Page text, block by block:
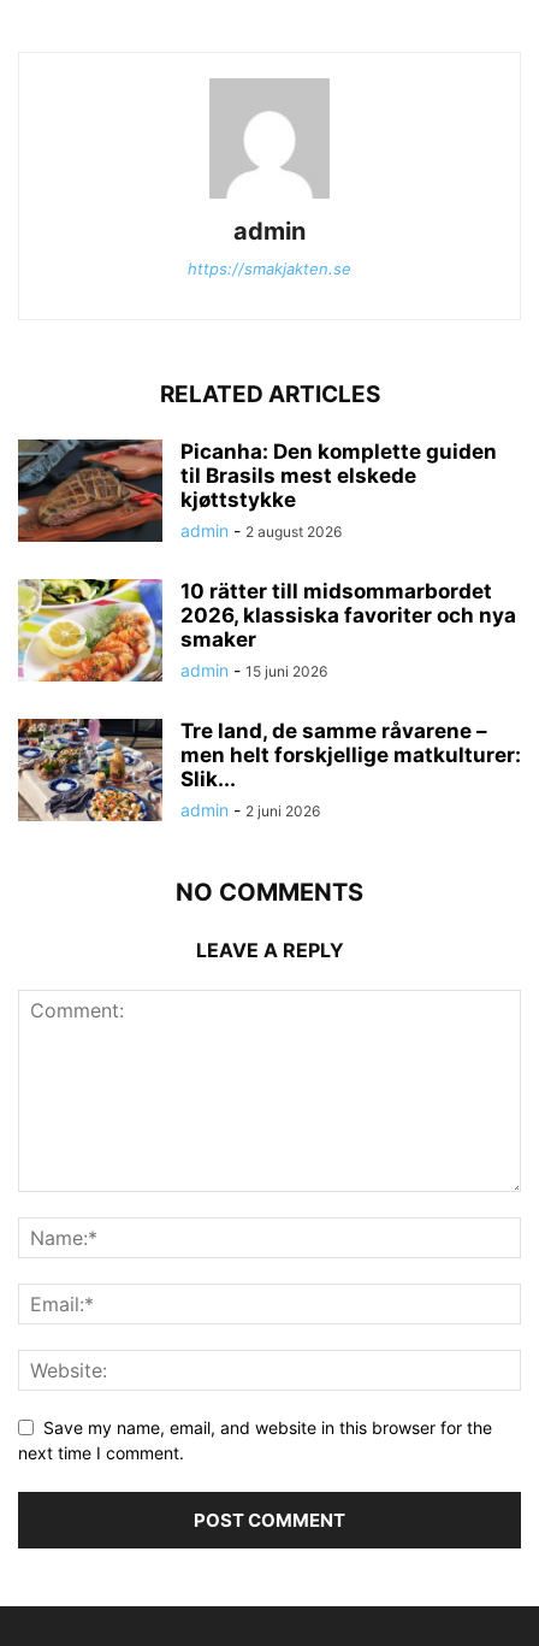
admin
https://smakjakten.se
RELATED ARTICLES
Picanha: Den komplette guiden
til Brasils mest elskede
kjøttstykke
admin - 2 august 2026
10 rätter till midsommarbordet
2026, klassiska favoriter och nya
smaker
admin - 15 juni 2026
Tre land, de samme råvarene –
men helt forskjellige matkulturer:
Slik...
admin - 2 juni 2026
NO COMMENTS
LEAVE A REPLY
Save my name, email, and website in this browser for the
next time I comment.